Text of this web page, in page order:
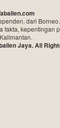
dari Borneo.
fakta, kepentingan
Kalimantan.
Jaya. All